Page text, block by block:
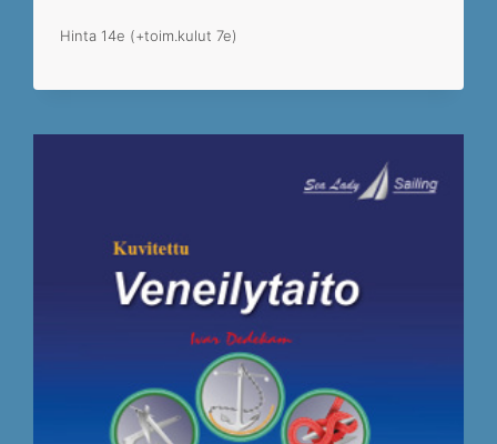
Hinta 14e (+toim.kulut 7e)